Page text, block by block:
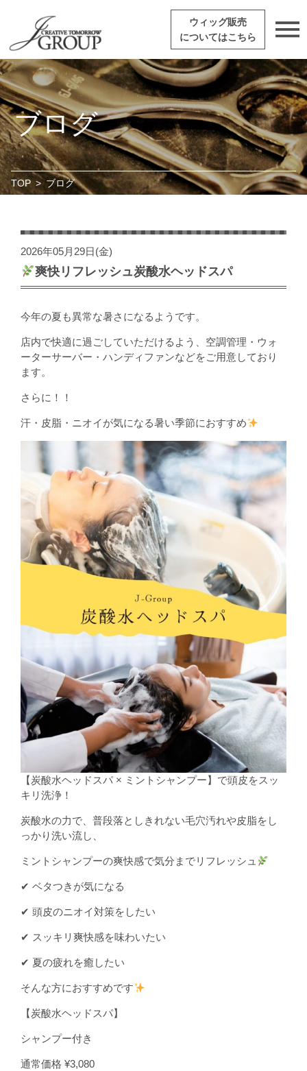
ウィッグ販売
についてはこちら
ブログ
TOP > ブログ
2026年05月29日(金)
爽快リフレッシュ炭酸水ヘッドスパ
今年の夏も異常な暑さになるようです。
店内で快適に過ごしていただけるよう、空調管理・ウォ
ーターサーバー・ハンディファンなどをご用意しており
ます。
さらに！！
汗・皮脂・ニオイが気になる暑い季節におすすめ
【炭酸水ヘッドスパ × ミントシャンプー】で頭皮をスッ
キリ洗浄！
炭酸水の力で、普段落としきれない毛穴汚れや皮脂をし
っかり洗い流し、
ミントシャンプーの爽快感で気分までリフレッシュ
✔ ベタつきが気になる
✔ 頭皮のニオイ対策をしたい
✔ スッキリ爽快感を味わいたい
✔ 夏の疲れを癒したい
そんな方におすすめです
【炭酸水ヘッドスパ】
シャンプー付き
通常価格 ¥3,080